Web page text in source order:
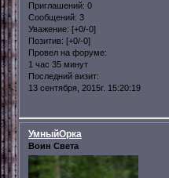
Приглашений: 0
Сообщений: 3
Уважение: [+0/-0]
Позитив: [+0/-0]
Провел на форуме:
1 час 35 минут
Последний визит:
13 сентября, 2015г. 15:20:19
УмныйОрка
Воин Света